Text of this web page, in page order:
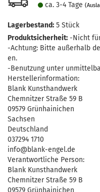
ca. 3-4 Tage
Lagerbestand: 5 Stück
Produktsicherheit: -Nicht
-Achtung: Bitte außerhalb
en.
-Benutzung unter
Herstellerinformation:
Blank Kunsthandwerk
Chemnitzer Straße 59 B
09579 Grünhainichen
Sachsen
Deutschland
037294 1710
info@blank-engel.de
Verantwortliche Person:
Blank Kunsthandwerk
Chemnitzer Straße 59 B
09579 Grünhainichen